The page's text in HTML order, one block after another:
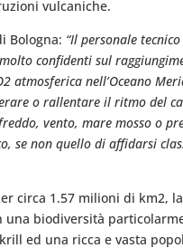
vulcaniche.
Bologna: “Il personale
confidenti sul
atmosferica nell’Oceano
o rallentare il ritmo del
vento, mare mosso o
se non quello di affidarsi
circa 1.57 milioni di km2,
biodiversità
ed una ricca e vasta